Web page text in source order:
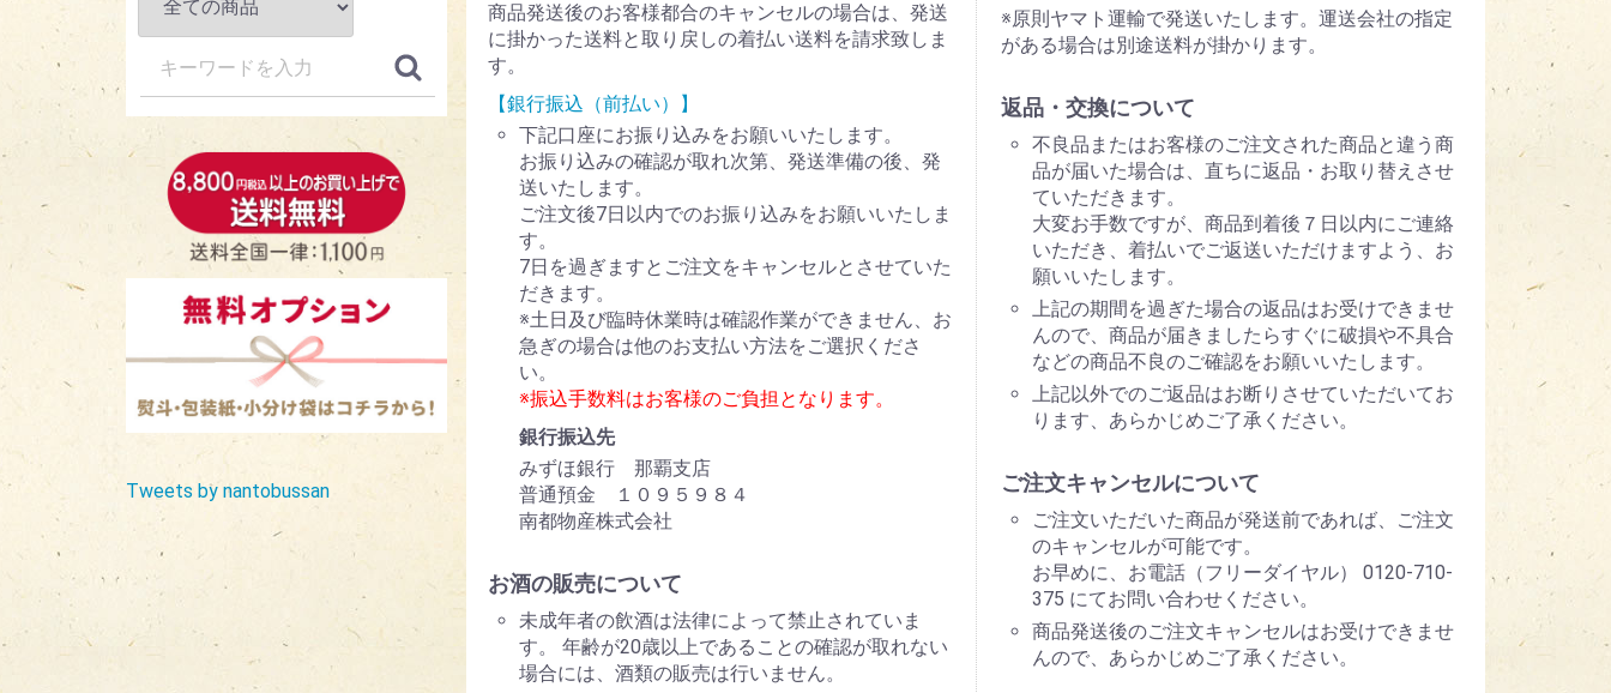
Tweets by nantobussan
商品発送後のお客様都合のキャンセルの場合は、発送
に掛かった送料と取り戻しの着払い送料を請求致しま
す。
【銀行振込（前払い）】
下記口座にお振り込みをお願いいたします。
お振り込みの確認が取れ次第、発送準備の後、発
送いたします。
ご注文後7日以内でのお振り込みをお願いいたしま
す。
7日を過ぎますとご注文をキャンセルとさせていた
だきます。
※土日及び臨時休業時は確認作業ができません、お
急ぎの場合は他のお支払い方法をご選択くださ
い。
※振込手数料はお客様のご負担となります。
銀行振込先
みずほ銀行 那覇支店
普通預金 １０９５９８４
南都物産株式会社
お酒の販売について
未成年者の飲酒は法律によって禁止されていま
す。 年齢が20歳以上であることの確認が取れない
場合には、酒類の販売は行いません。
※原則ヤマト運輸で発送いたします。運送会社の指定
がある場合は別途送料が掛かります。
返品・交換について
不良品またはお客様のご注文された商品と違う商
品が届いた場合は、直ちに返品・お取り替えさせ
ていただきます。
大変お手数ですが、商品到着後７日以内にご連絡
いただき、着払いでご返送いただけますよう、お
願いいたします。
上記の期間を過ぎた場合の返品はお受けできませ
んので、商品が届きましたらすぐに破損や不具合
などの商品不良のご確認をお願いいたします。
上記以外でのご返品はお断りさせていただいてお
ります、あらかじめご了承ください。
ご注文キャンセルについて
ご注文いただいた商品が発送前であれば、ご注文
のキャンセルが可能です。
お早めに、お電話（フリーダイヤル） 0120-710-
375 にてお問い合わせください。
商品発送後のご注文キャンセルはお受けできませ
んので、あらかじめご了承ください。